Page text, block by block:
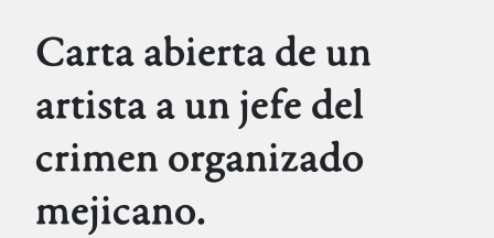
Carta abierta de un
artista a un jefe del
crimen organizado
mejicano.